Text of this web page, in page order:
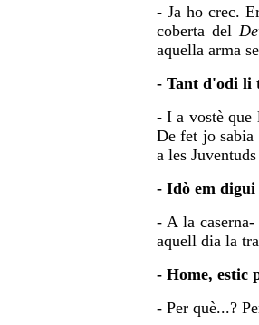
- Ja ho crec.
coberta del
aquella arma
- Tant d'odi li
- I a vostè que
De fet jo sabia
a les
- Idò em digui
- A la
aquell dia la
- Home, estic
- Per què...?